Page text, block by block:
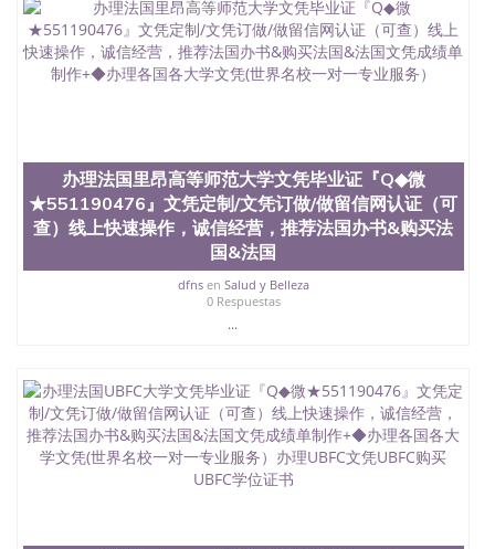
办理法国里昂高等师范大学文凭毕业证『Q◆微
★551190476』文凭定制/文凭订做/做留信网认证（可
查）线上快速操作，诚信经营，推荐法国办书&购买法
国&法国
dfnsen Salud y Belleza
0 Respuestas
...